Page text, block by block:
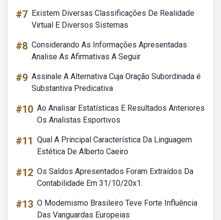
#7 Existem Diversas Classificações De Realidade
Virtual E Diversos Sistemas
#8 Considerando As Informações Apresentadas
Analise As Afirmativas A Seguir
#9 Assinale A Alternativa Cuja Oração Subordinada é
Substantiva Predicativa
#10 Ao Analisar Estatísticas E Resultados Anteriores
Os Analistas Esportivos
#11 Qual A Principal Característica Da Linguagem
Estética De Alberto Caeiro
#12 Os Saldos Apresentados Foram Extraídos Da
Contabilidade Em 31/10/20x1.
#13 O Modernismo Brasileiro Teve Forte Influência
Das Vanguardas Europeias